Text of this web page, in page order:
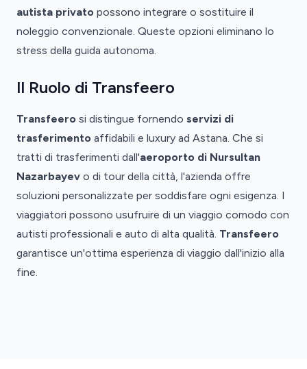
autista privato possono integrare o sostituire il
noleggio convenzionale. Queste opzioni eliminano lo
stress della guida autonoma.
Il Ruolo di Transfeero
Transfeero si distingue fornendo servizi di
trasferimento affidabili e luxury ad Astana. Che si
tratti di trasferimenti dall'aeroporto di Nursultan
Nazarbayev o di tour della città, l'azienda offre
soluzioni personalizzate per soddisfare ogni esigenza. I
viaggiatori possono usufruire di un viaggio comodo con
autisti professionali e auto di alta qualità. Transfeero
garantisce un'ottima esperienza di viaggio dall'inizio alla
fine.